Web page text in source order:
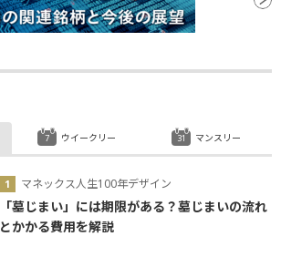
マネックス人生100年デザイン
「墓じまい」には期限がある？墓じまいの流れ
とかかる費用を解説
ウイークリー マンスリー